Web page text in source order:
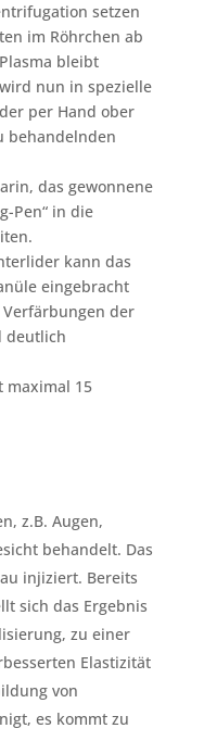
setzen
im Röhrchen ab
bleibt
nun in spezielle
per Hand ober
behandelnden
das gewonnene
Pen“ in die
kann das
eingebracht
der
deutlich
maximal 15
z.B. Augen,
behandelt. Das
injiziert. Bereits
sich das Ergebnis
zu einer
Elastizität
von
es kommt zu